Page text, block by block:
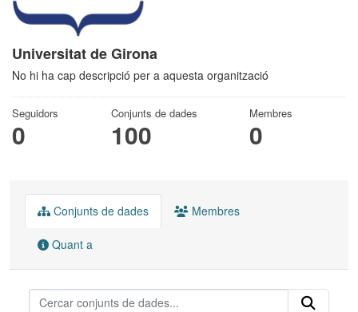
Universitat de Girona
No hi ha cap descripció per a aquesta organització
Seguidors
0
Conjunts de dades
100
Membres
0
Conjunts de dades Membres
Quant a